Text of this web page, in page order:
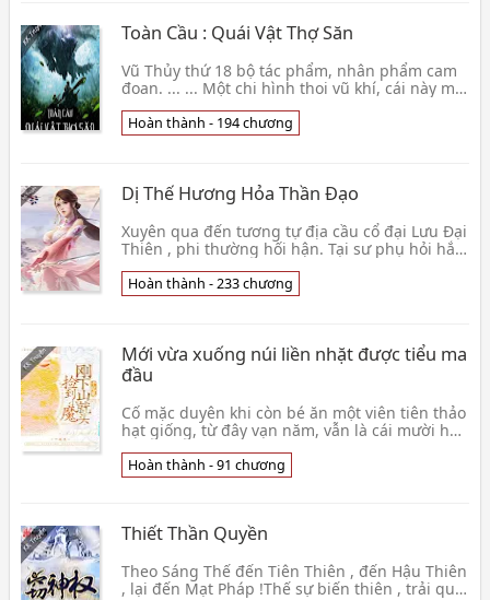
Toàn Cầu : Quái Vật Thợ Săn
Vũ Thủy thứ 18 bộ tác phẩm, nhân phẩm cam
đoan. ... ... Một chi hình thoi vũ khí, cái này một
chi vũ khí giống như là một mảnh không biết
tê👦 Vũ Thủy
Hoàn thành - 194 chương
Dị Thế Hương Hỏa Thần Đạo
Xuyên qua đến tương tự địa cầu cổ đại Lưu Đại
Thiên , phi thường hối hận. Tại sư phụ hỏi hắn
ngươi là muốn Thất Thập Nhị Biến , thần hỏa
quy👦 Sao niên cao nhi
Hoàn thành - 233 chương
Mới vừa xuống núi liền nhặt được tiểu ma
đầu
Cố mặc duyên khi còn bé ăn một viên tiên thảo
hạt giống, từ đây vạn năm, vẫn là cái mười hai
mười ba tuổi tiểu nữ hài bộ dáng. Vì thế, trườn
👦 Thập Vĩ Thỏ
Hoàn thành - 91 chương
Thiết Thần Quyền
Theo Sáng Thế đến Tiên Thiên , đến Hậu Thiên
, lại đến Mạt Pháp !Thế sự biến thiên , trải qua